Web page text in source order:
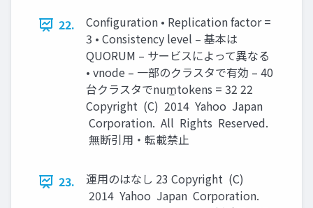
22.
Conﬁguration • Replication factor =
3 • Consistency level – 基本は
QUORUM – サービスによって異なる
• vnode – 一部のクラスタで有効 – 40
台クラスタでnum̲tokens = 32 22
Copyright (C) 2014 Yahoo Japan
Corporation. All Rights Reserved.
無断引用・転載禁止
23.
運用のはなし 23 Copyright (C)
2014 Yahoo Japan Corporation.